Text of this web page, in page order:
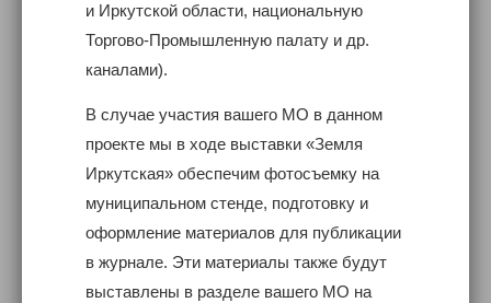
и Иркутской области, национальную
Торгово-Промышленную палату и др.
каналами).
В случае участия вашего МО в данном
проекте мы в ходе выставки «Земля
Иркутская» обеспечим фотосъемку на
муниципальном стенде, подготовку и
оформление материалов для публикации
в журнале. Эти материалы также будут
выставлены в разделе вашего МО на